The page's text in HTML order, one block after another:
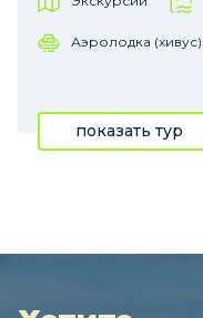
Аэролодка (хивус)
показать тур